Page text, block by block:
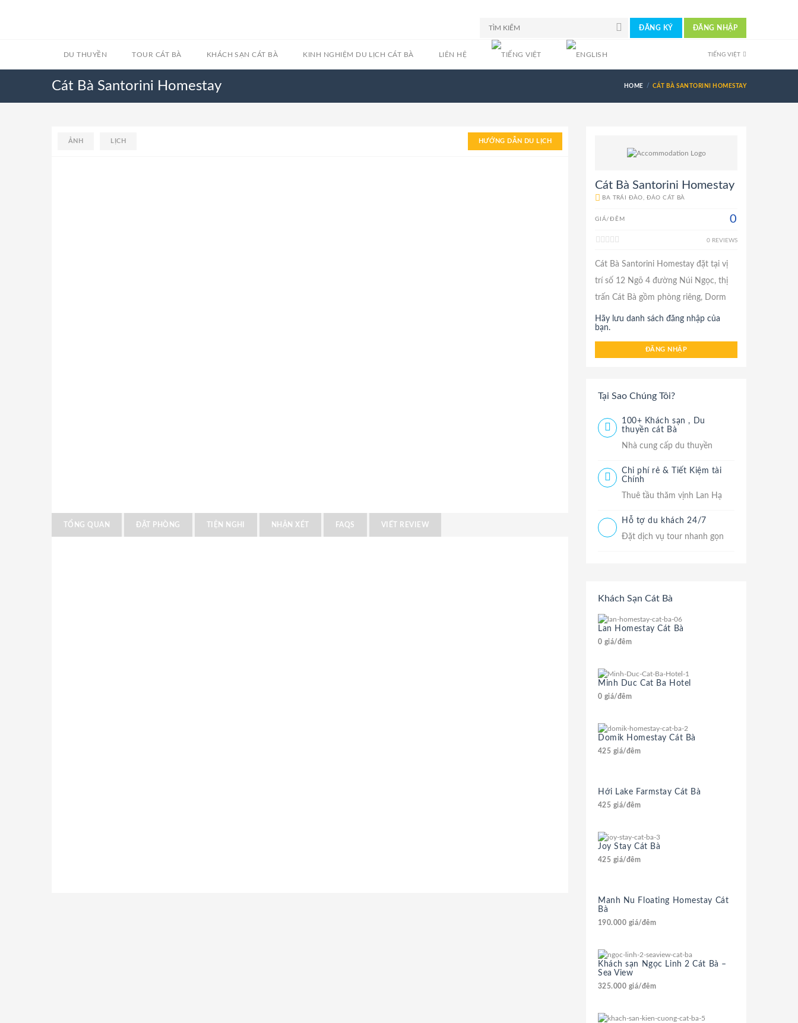
ĐĂNG KÝ ĐĂNG NHẬP
DU THUYỀN TOUR CÁT BÀ KHÁCH SẠN CÁT BÀ KINH NGHIỆM DU LỊCH CÁT BÀ LIÊN HỆ TIẾNG VIỆT
Cát Bà Santorini Homestay HOME CÁT BÀ SANTORINI HOMESTAY
ẢNH LỊCH HƯỚNG DẪN DU LỊCH
TỔNG QUAN ĐẶT PHÒNG TIỆN NGHI NHẬN XÉT FAQS VIẾT REVIEW
Cát Bà Santorini Homestay
BA TRÁI ĐÀO, ĐẢO CÁT BÀ
GIÁ/ĐÊM 0
0 REVIEWS
Cát Bà Santorini Homestay đặt tại vị
trí số 12 Ngõ 4 đường Núi Ngọc, thị
trấn Cát Bà gồm phòng riêng, Dorm
Hãy lưu danh sách đăng nhập của
bạn.
ĐĂNG NHẬP
Tại Sao Chúng Tôi?
100+ Khách sạn , Du
thuyền cát Bà
Nhà cung cấp du thuyền
Chi phí rẻ & Tiết Kiệm tài
Chính
Thuê tầu thăm vịnh Lan Hạ
Hỗ tợ du khách 24/7
Đặt dịch vụ tour nhanh gọn
Khách Sạn Cát Bà
Lan Homestay Cát Bà
0 giá/đêm
Minh Duc Cat Ba Hotel
0 giá/đêm
Domik Homestay Cát Bà
425 giá/đêm
Hới Lake Farmstay Cát Bà
425 giá/đêm
Joy Stay Cát Bà
425 giá/đêm
Manh Nu Floating Homestay Cát
Bà
190.000 giá/đêm
Khách sạn Ngọc Linh 2 Cát Bà –
Sea View
325.000 giá/đêm